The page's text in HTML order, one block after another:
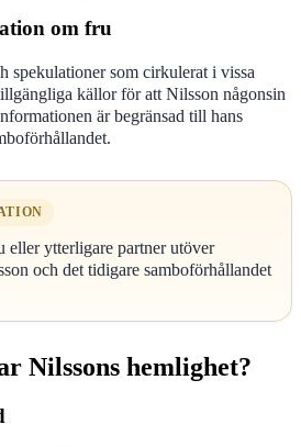
om fru
spekulationer som cirkulerat i vissa
källor för att Nilsson någonsin
är begränsad till hans
eller ytterligare partner utöver
och det tidigare samboförhållandet
Nilssons hemlighet?